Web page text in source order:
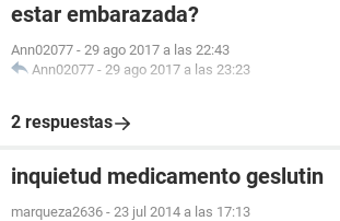
estar embarazada?
Ann02077 - 29 ago 2017 a las 22:43
Ann02077 - 29 ago 2017 a las 23:23
2 respuestas
inquietud medicamento geslutin
marqueza2636 - 23 jul 2014 a las 17:13